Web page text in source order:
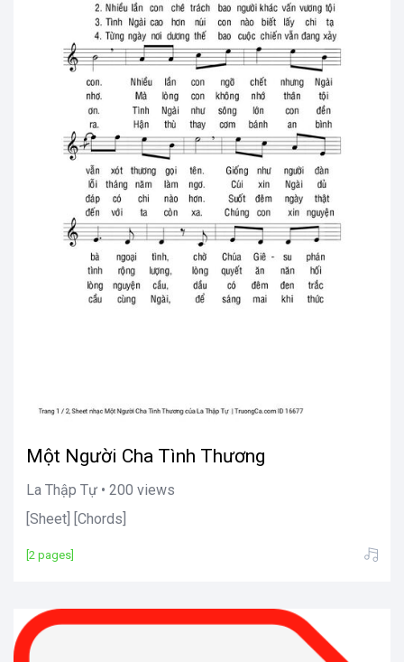
Một Người Cha Tình Thương
La Thập Tự • 200 views
[Sheet] [Chords]
[2 pages]